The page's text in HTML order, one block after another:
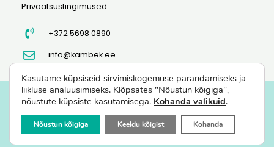
Privaatsustingimused
+372 5698 0890
info@kambek.ee
FIE KÜLLI KAMBEK ©2023 Viljapuude ja marjapõõsaste müük
Kasutame küpsiseid sirvimiskogemuse parandamiseks ja
liikluse analüüsimiseks. Klõpsates "Nõustun kõigiga",
nõustute küpsiste kasutamisega. Kohanda valikuid.
Nõustun kõigiga Keeldu kõigist Kohanda